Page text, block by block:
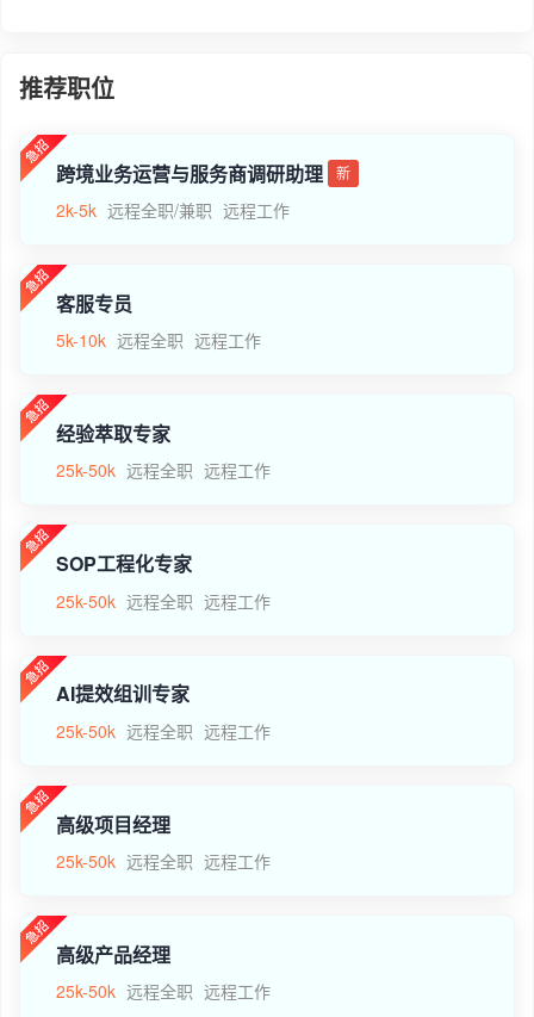
推荐职位
跨境业务运营与服务商调研助理 新
2k-5k 远程全职/兼职 远程工作
客服专员
5k-10k 远程全职 远程工作
经验萃取专家
25k-50k 远程全职 远程工作
SOP工程化专家
25k-50k 远程全职 远程工作
AI提效组训专家
25k-50k 远程全职 远程工作
高级项目经理
25k-50k 远程全职 远程工作
高级产品经理
25k-50k 远程全职 远程工作